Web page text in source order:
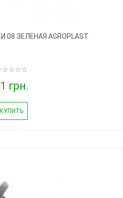
ЗЕЛЕНАЯ AGROPLAST
грн.
КУПИТЬ